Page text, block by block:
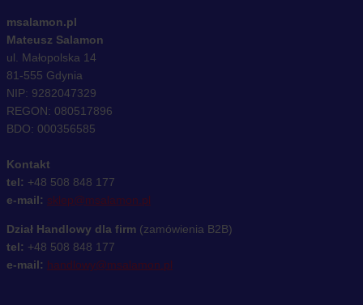
msalamon.pl
Mateusz Salamon
ul. Małopolska 14
81-555 Gdynia
NIP: 9282047329
REGON: 080517896
BDO: 000356585
Kontakt
tel: +48 508 848 177
e-mail: sklep@msalamon.pl
Dział Handlowy dla firm (zamówienia B2B)
tel: +48 508 848 177
e-mail: handlowy@msalamon.pl